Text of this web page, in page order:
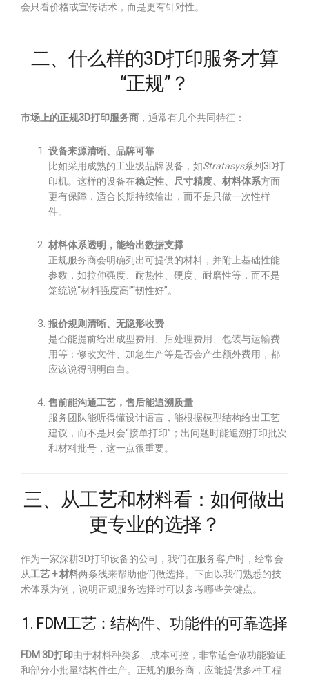
会只看价格或宣传话术，而是更有针对性。
二、什么样的3D打印服务才算
“正规”？
市场上的正规3D打印服务商 ，通常有几个共同特征：
设备来源清晰、品牌可靠
比如采用成熟的工业级品牌设备，如Stratasys系列3D打
印机。这样的设备在稳定性、尺寸精度、材料体系方面
更有保障，适合长期持续输出，而不是只做一次性样
件。
材料体系透明，能给出数据支撑
正规服务商会明确列出可提供的材料，并附上基础性能
参数，如拉伸强度、耐热性、硬度、耐磨性等，而不是
笼统说“材料强度高”“韧性好”。
报价规则清晰、无隐形收费
是否能提前给出成型费用、后处理费用、包装与运输费
用等；修改文件、加急生产等是否会产生额外费用，都
应该说得明明白白。
售前能沟通工艺，售后能追溯质量
服务团队能听得懂设计语言，能根据模型结构给出工艺
建议，而不是只会“接单打印”；出问题时能追溯打印批次
和材料批号，这一点很重要。
三、从工艺和材料看：如何做出
更专业的选择？
作为一家深耕3D打印设备的公司，我们在服务客户时，经常会
从工艺 + 材料两条线来帮助他们做选择。下面以我们熟悉的技
术体系为例，说明正规服务选择时可以参考哪些关键点。
1. FDM工艺：结构件、功能件的可靠选择
FDM 3D打印由于材料种类多、成本可控，非常适合做功能验证
和部分小批量结构件生产。正规的服务商，应能提供多种工程